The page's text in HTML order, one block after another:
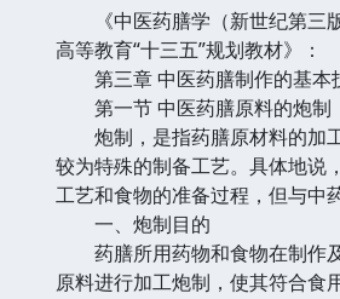
《中医药膳学（新世纪第三
高等教育“十三五”规划教材》：
第三章 中医药膳制作的基本
第一节 中医药膳原料的炮制
炮制，是指药膳原材料的加
较为特殊的制备工艺。具体地说
工艺和食物的准备过程，但与中
一、炮制目的
药膳所用药物和食物在制作
原料进行加工炮制，使其符合食